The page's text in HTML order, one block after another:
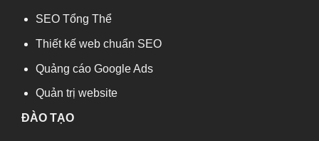
SEO Tổng Thể
Thiết kế web chuẩn SEO
Quảng cáo Google Ads
Quản trị website
ĐÀO TẠO